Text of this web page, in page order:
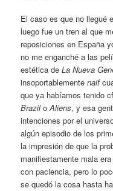
El caso es que no llegué
luego fue un tren al que
reposiciones en España
no me enganché a las
estética deLa Nueva
insoportablementenaif
que ya habíamos tenido
BraziloAliens, y esa
intenciones por el
algún episodio de los
la impresión de que la
manifiestamente mala
con paciencia, pero lo
se quedó la cosa hasta